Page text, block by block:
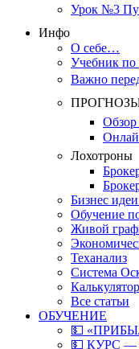
Урок №3
Инфо
О себе…
Учебник
Важно
Обзор
Лохотроны
Бизнес
Обучение
Живой
Теханализ
Система
Все статьи
ОБУЧЕНИЕ
💵
💵 КУРС —